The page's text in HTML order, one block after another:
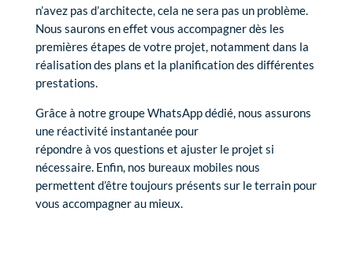
n’avez pas d’architecte, cela ne sera pas un problème.
Nous saurons en effet vous accompagner dès les
premières étapes de votre projet, notamment dans la
réalisation des plans et la planification des différentes
prestations.
Grâce à notre groupe WhatsApp dédié, nous assurons
une réactivité instantanée pour
répondre à vos questions et ajuster le projet si
nécessaire. Enfin, nos bureaux mobiles nous
permettent d’être toujours présents sur le terrain pour
vous accompagner au mieux.